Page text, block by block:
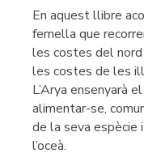
En aquest llibre
femella que
les costes del nord
les costes de les
L’Arya ensenyarà
alimentar-se,
de la seva
l’oceà.